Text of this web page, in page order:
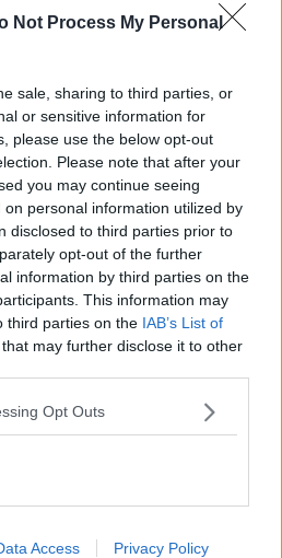
Not Process My Personal
sale, sharing to third parties, or
or sensitive information for
please use the below opt-out
Please note that after your
you may continue seeing
personal information utilized by
disclosed to third parties prior to
opt-out of the further
information by third parties on the
This information may
third parties on the IAB’s List of
that may further disclose it to other
Opt Outs
Access Privacy Policy